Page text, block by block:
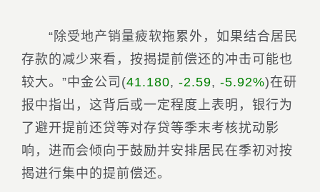
“除受地产销量疲软拖累外，如果结合居民
存款的减少来看，按揭提前偿还的冲击可能也
较大。”中金公司 (41.180, -2.59, -5.92%)在研
报中指出，这背后或一定程度上表明，银行为
了避开提前还贷等对存贷等季末考核扰动影
响，进而会倾向于鼓励并安排居民在季初对按
揭进行集中的提前偿还。